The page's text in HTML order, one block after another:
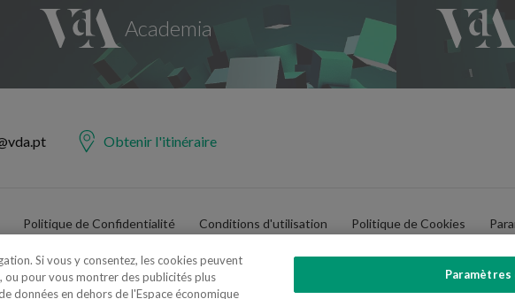
Obtenir l'itinéraire
Politique de Confidentialité Conditions d'utilisation Politique de Cookies
Si vous y consentez, les cookies peuvent
pour vous montrer des publicités plus
données en dehors de l'Espace économique
Paramètres